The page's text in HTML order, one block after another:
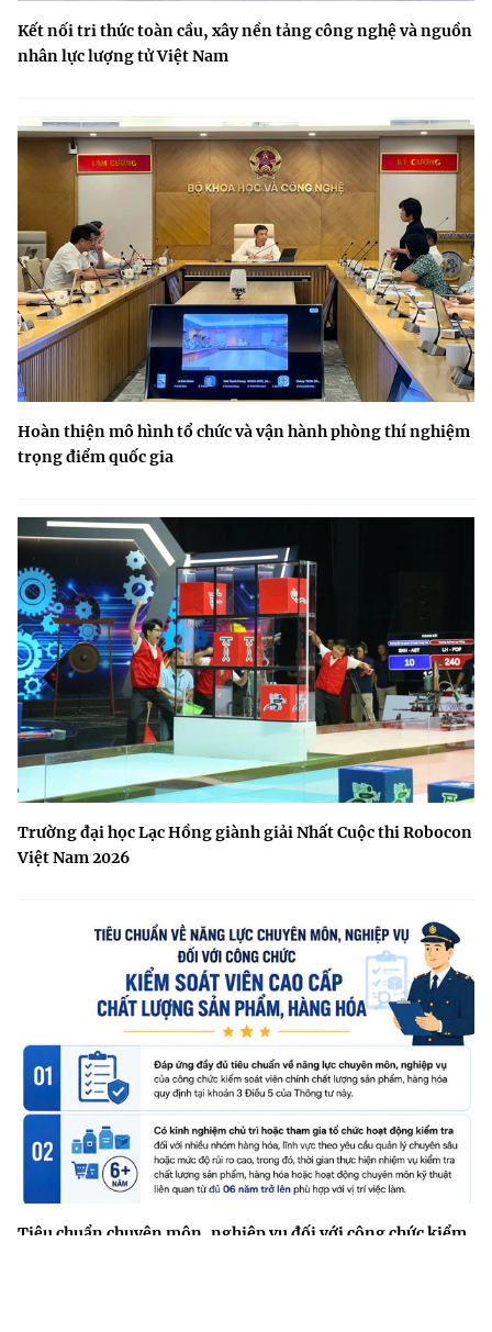
Kết nối tri thức toàn cầu, xây nền tảng công nghệ và nguồn
nhân lực lượng tử Việt Nam
Hoàn thiện mô hình tổ chức và vận hành phòng thí nghiệm
trọng điểm quốc gia
Trường đại học Lạc Hồng giành giải Nhất Cuộc thi Robocon
Việt Nam 2026
Tiêu chuẩn chuyên môn, nghiệp vụ đối với công chức kiểm